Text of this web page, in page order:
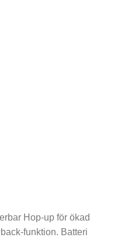
Hop-up för ökad
funktion. Batteri